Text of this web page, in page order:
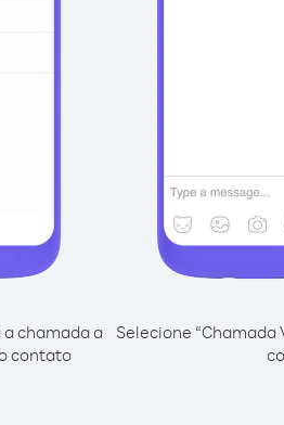
chamada a
contato
Selecione “Chamada